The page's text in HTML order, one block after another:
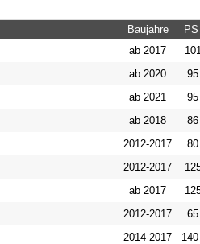
Baujahre
ab 2017
ab 2020
ab 2021
ab 2018
2012-2017
2012-2017
ab 2017
2012-2017
2014-2017